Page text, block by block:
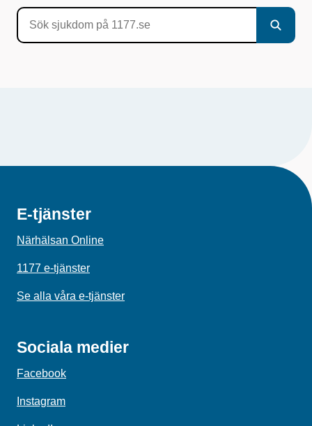
E-tjänster
Närhälsan Online
1177 e-tjänster
Se alla våra e-tjänster
Sociala medier
Facebook
Instagram